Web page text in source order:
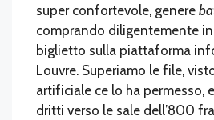
super confortevole, genere
comprando diligentemente
biglietto sulla piattaforma
Louvre. Superiamo le file,
artificiale ce lo ha permesso,
dritti verso le sale dell’800